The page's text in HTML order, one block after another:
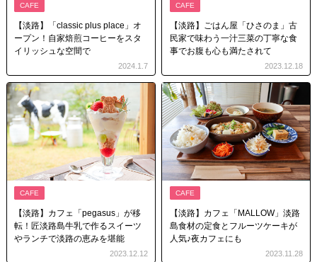
CAFE
【淡路】「classic plus place」オ
ープン！自家焙煎コーヒーをスタ
イリッシュな空間で
2024.1.7
CAFE
【淡路】ごはん屋「ひさのま」古
民家で味わう一汁三菜の丁寧な食
事でお腹も心も満たされて
2023.12.18
CAFE
【淡路】カフェ「pegasus」が移
転！匠淡路島牛乳で作るスイーツ
やランチで淡路の恵みを堪能
2023.12.12
CAFE
【淡路】カフェ「MALLOW」淡路
島食材の定食とフルーツケーキが
人気♪夜カフェにも
2023.11.28